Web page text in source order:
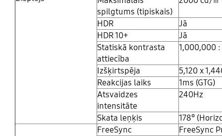
spilgtums (tipiskais)
HDR
Jā
HDR 10+
Jā
Statiskā kontrasta
attiecība
1,000,000 :
Izšķirtspēja
5,120 x
Reakcijas laiks
1ms (GTG)
Atsvaidzes
intensitāte
240Hz
Skata leņķis 178°
FreeSync
FreeSync